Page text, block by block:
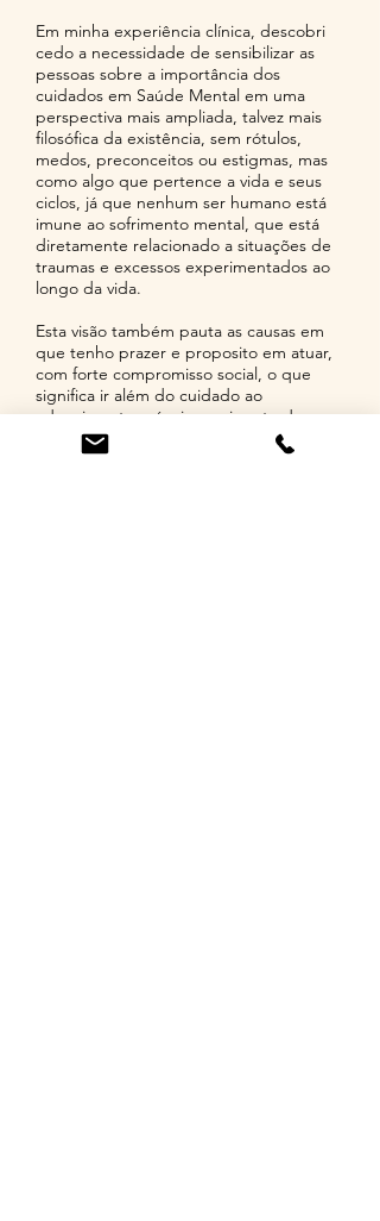
Em minha experiência clínica, descobri
cedo a necessidade de sensibilizar as
pessoas sobre a importância dos
cuidados em Saúde Mental em uma
perspectiva mais ampliada, talvez mais
filosófica da existência, sem rótulos,
medos, preconceitos ou estigmas, mas
como algo que pertence a vida e seus
ciclos, já que nenhum ser humano está
imune ao sofrimento mental, que está
diretamente relacionado a situações de
traumas e excessos experimentados ao
longo da vida.
Esta visão também pauta as causas em
que tenho prazer e proposito em atuar,
com forte compromisso social, o que
significa ir além do cuidado ao
adoecimento psíquico, exigente de um
olhar ampliado ao conceito de Saúde,
considerando a integralidade, qualidade